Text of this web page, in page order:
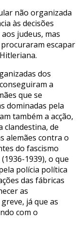
não organizada
às decisões
judeus, mas
escapar
dos
a
que se
dominadas pela
também a acção,
de
alemães contra o
do fascismo
1939), o que
polícia política
das fábricas
as
já que as
com o